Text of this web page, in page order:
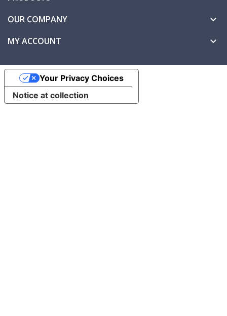
OUR COMPANY 
MY ACCOUNT 
Notice at collection
Your Privacy Choices